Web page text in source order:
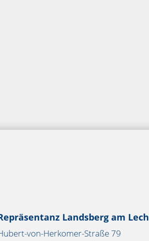
Landsberg am Lech
von-Herkomer-Straße 79